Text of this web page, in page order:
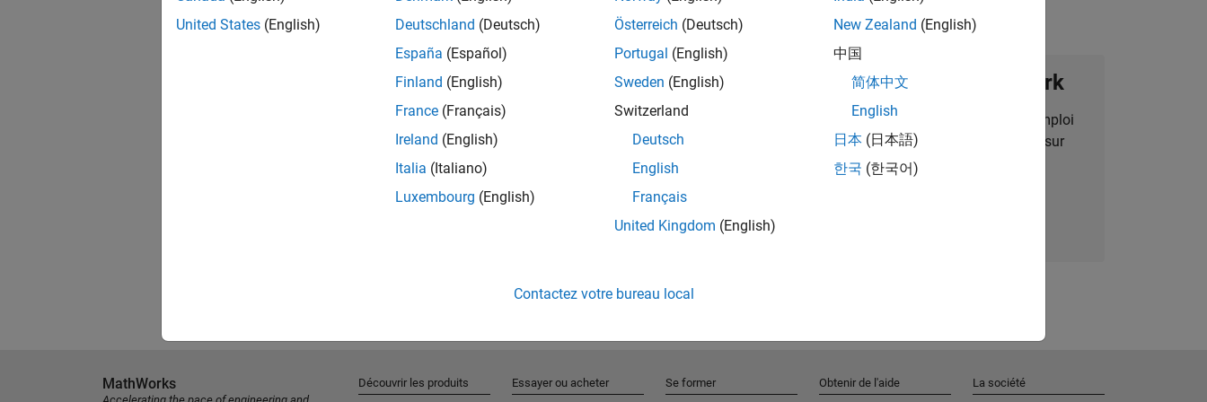
Rejoignez notre Talent Network
Recevez des alertes pour des opportunités d'emploi
personnalisées, des articles et des actualités sur
l'entreprise.
United States (English)
Deutschland (Deutsch)
España (Español)
Finland (English)
France (Français)
Ireland (English)
Italia (Italiano)
Luxembourg (English)
Österreich (Deutsch)
Portugal (English)
Sweden (English)
Switzerland
Deutsch
English
Français
United Kingdom (English)
New Zealand (English)
中国
简体中文
English
日本 (日本語)
한국 (한국어)
Contactez votre bureau local
MathWorks Découvrir les produits Essayer ou acheter Se former Obtenir de l'aide La société